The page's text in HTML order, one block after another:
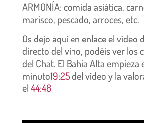
ARMONÍA: comida asiática,
marisco, pescado, arroces, etc.
Os dejo aquí en enlace el vídeo
directo del vino, podéis ver los
del Chat. El Bahía Alta empieza
minuto19:25del vídeo y la
el44:48